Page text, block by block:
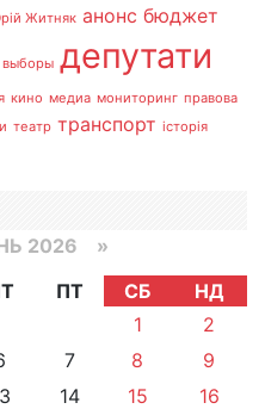
Житняк анонс бюджет
выборы депутати
кино медиа мониторинг правова
театр транспорт історія
2026 »
ПТ СБ
НД
1
2
7 8
9
14 15
16